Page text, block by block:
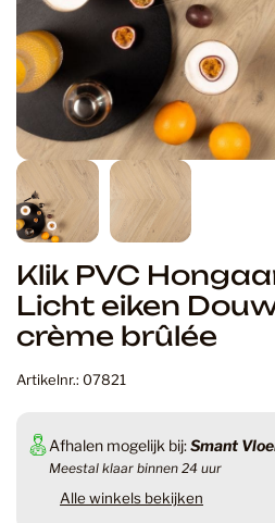
Klik PVC
Licht eiken
crème brûlée
Artikelnr.: 07821
Afhalen mogelijk bij:Smant
Meestal klaar binnen 24 uur
Alle winkels bekijken